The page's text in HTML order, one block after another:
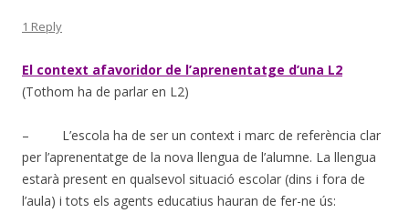
1 Reply
El context afavoridor de l’aprenentatge d’una L2
(Tothom ha de parlar en L2)
– L’escola ha de ser un context i marc de referència clar
per l’aprenentatge de la nova llengua de l’alumne. La llengua
estarà present en qualsevol situació escolar (dins i fora de
l’aula) i tots els agents educatius hauran de fer-ne ús: